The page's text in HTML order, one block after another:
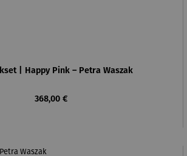
| Happy Pink – Petra Waszak
Regulärer Preis:
368,00 €